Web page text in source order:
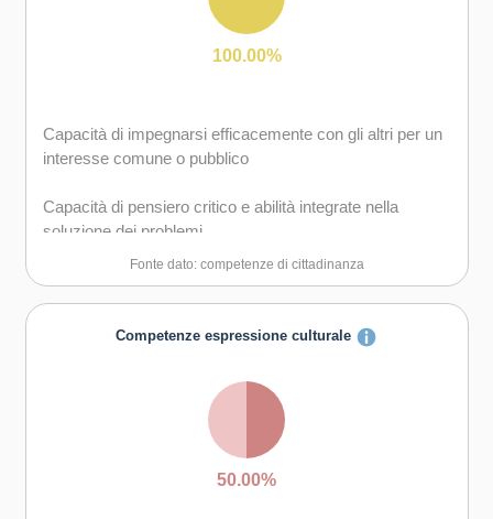
Capacità di comunicare e negoziare efficacemente con
Capacità di possedere spirito di iniziativa e
autoconsapevolezza
Capacità di essere proattivi e lungimiranti
Capacità di coraggio e perseveranza nel raggiungimento
degli obiettivi
Capacità di motivare gli altri e valorizzare le loro idee, di
100.00%
Capacità di impegnarsi efficacemente con gli altri per un
interesse comune o pubblico
Capacità di pensiero critico e abilità integrate nella
soluzione dei problemi
Fonte dato: competenze di cittadinanza
Competenze espressione culturale
50.00%